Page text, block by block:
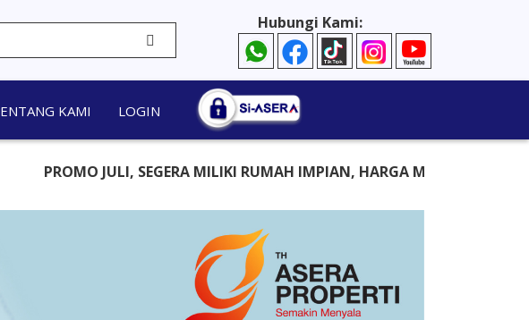
Hubungi Kami:
KAMI LOGIN
JULI, SEGERA MILIKI RUMAH IMPIAN, HARGA MURAH TAPI